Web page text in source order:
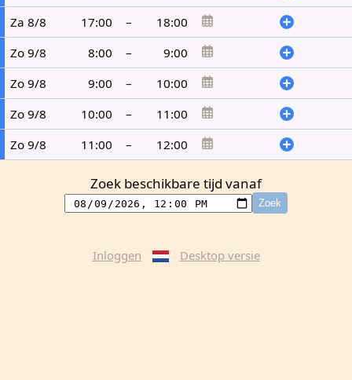
Za 8/8
17:00 –
18:00
Zo 9/8
8:00 –
9:00
Zo 9/8
9:00 –
10:00
Zo 9/8
10:00 –
11:00
Zo 9/8
11:00 – 12:00
Zoek beschikbare tijd vanaf
Zoek
Inloggen Desktop versie